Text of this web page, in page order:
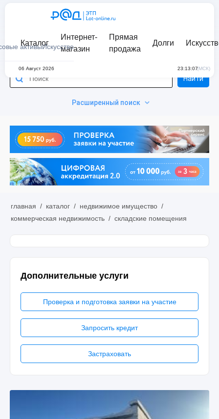
активыИскусство
Каталог
Интернет-
магазин
Прямая
продажа
Долги
06 Август 2026 23:13:07(МСК)
Расширенный поиск
Найти
главная / каталог / недвижимое имущество /
коммерческая недвижимость / складские помещения
Дополнительные услуги
Проверка и подготовка заявки на участие
Запросить кредит
Застраховать